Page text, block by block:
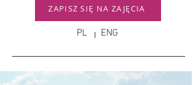
PL ENG
ZAPISZ SIĘ NA ZAJĘCIA